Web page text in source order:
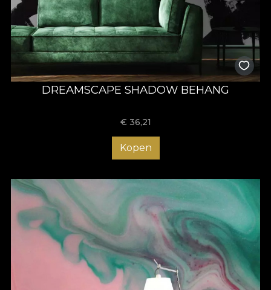
DREAMSCAPE SHADOW BEHANG
€ 36,21
Kopen